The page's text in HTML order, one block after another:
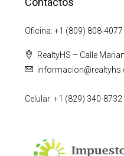
Oficina: +1 (809) 808-4077
RealtyHS – Calle
Celular: +1 (829) 340-8732